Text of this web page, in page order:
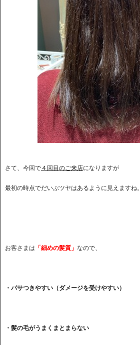
さて、今回で４回目のご来店になりますが
最初の時点でだいぶツヤはあるように見えますね。
お客さまは 「細めの髪質」 なので、
・パサつきやすい（ダメージを受けやすい）
・髪の毛がうまくまとまらない